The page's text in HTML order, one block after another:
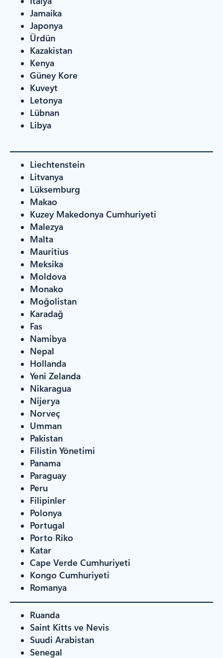
Jamaika
Japonya
Ürdün
Kazakistan
Kenya
Güney Kore
Kuveyt
Letonya
Lübnan
Libya
Liechtenstein
Litvanya
Lüksemburg
Makao
Kuzey Makedonya Cumhuriyeti
Malezya
Malta
Mauritius
Meksika
Moldova
Monako
Moğolistan
Karadağ
Fas
Namibya
Nepal
Hollanda
Yeni Zelanda
Nikaragua
Nijerya
Norveç
Umman
Pakistan
Filistin Yönetimi
Panama
Paraguay
Peru
Filipinler
Polonya
Portugal
Porto Riko
Katar
Cape Verde Cumhuriyeti
Kongo Cumhuriyeti
Romanya
Ruanda
Saint Kitts ve Nevis
Suudi Arabistan
Senegal